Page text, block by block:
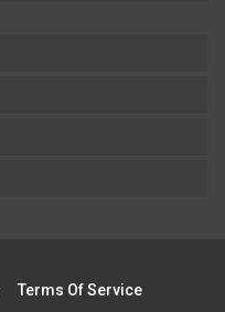
Terms Of Service